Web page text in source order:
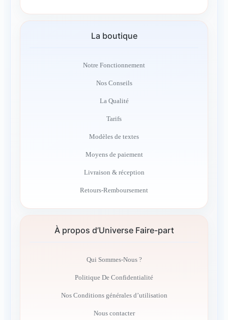
La boutique
Notre Fonctionnement
Nos Conseils
La Qualité
Tarifs
Modèles de textes
Moyens de paiement
Livraison & réception
Retours-Remboursement
À propos d’Universe Faire-part
Qui Sommes-Nous ?
Politique De Confidentialité
Nos Conditions générales d’utilisation
Nous contacter